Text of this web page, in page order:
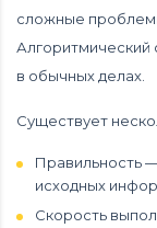
сложные
Алгоритмический
в обычных делах.
Существует
Правильность
исходных
Скорость